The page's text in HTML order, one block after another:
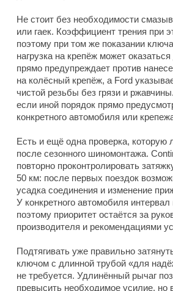
Не стоит без необходимости
или гаек. Коэффициент трения при
поэтому при том же показании
нагрузка на крепёж может
прямо предупреждает против
на колёсный крепёж, а Ford
чистой резьбы без грязи и
если иной порядок прямо
конкретного автомобиля или
Есть и ещё одна проверка, которую
после сезонного шиномонтажа.
повторно проконтролировать
50 км: после первых поездок
усадка соединения и изменение
У конкретного автомобиля
поэтому приоритет остаётся за
производителя и рекомендациями
Подтягивать уже правильно
ключом с длинной трубой «для
не требуется. Удлинённый рычаг
превысить необходимое усилие, но